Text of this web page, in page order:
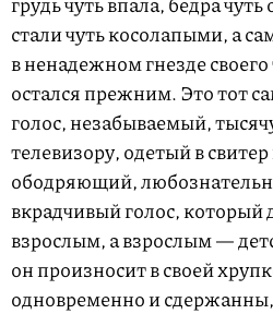
стали чуть косолапыми, а
в ненадежном гнезде своего
остался прежним. Это тот
голос, незабываемый,
телевизору, одетый в
ободряющий,
вкрадчивый голос, который
взрослым, а взрослым —
он произносит в своей
одновременно и